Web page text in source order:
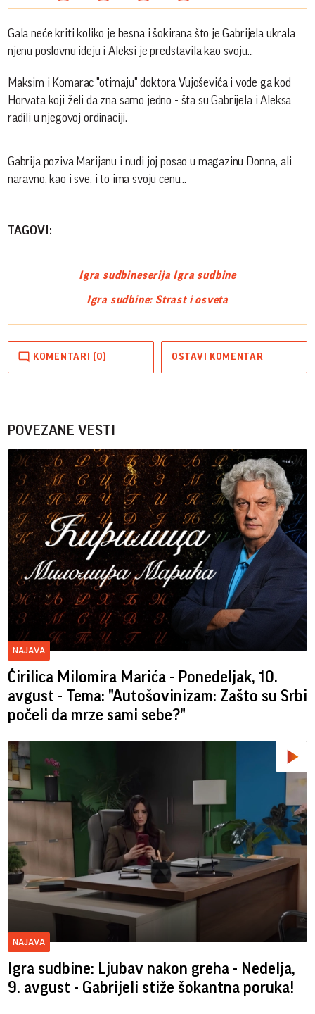
Gala neće kriti koliko je besna i šokirana što je Gabrijela ukrala
njenu poslovnu ideju i Aleksi je predstavila kao svoju...
Maksim i Komarac "otimaju" doktora Vujoševića i vode ga kod
Horvata koji želi da zna samo jedno - šta su Gabrijela i Aleksa
radili u njegovoj ordinaciji.
Gabrija poziva Marijanu i nudi joj posao u magazinu Donna, ali
naravno, kao i sve, i to ima svoju cenu...
TAGOVI:
Igra sudbineserija Igra sudbine
Igra sudbine: Strast i osveta
KOMENTARI (0) OSTAVI KOMENTAR
POVEZANE VESTI
NAJAVA
Ćirilica Milomira Marića - Ponedeljak, 10.
avgust - Tema: "Autošovinizam: Zašto su Srbi
počeli da mrze sami sebe?"
NAJAVA
Igra sudbine: Ljubav nakon greha - Nedelja,
9. avgust - Gabrijeli stiže šokantna poruka!